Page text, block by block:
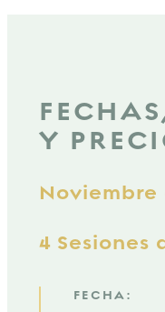
Y
Noviembre
4 Sesiones
FECHA: